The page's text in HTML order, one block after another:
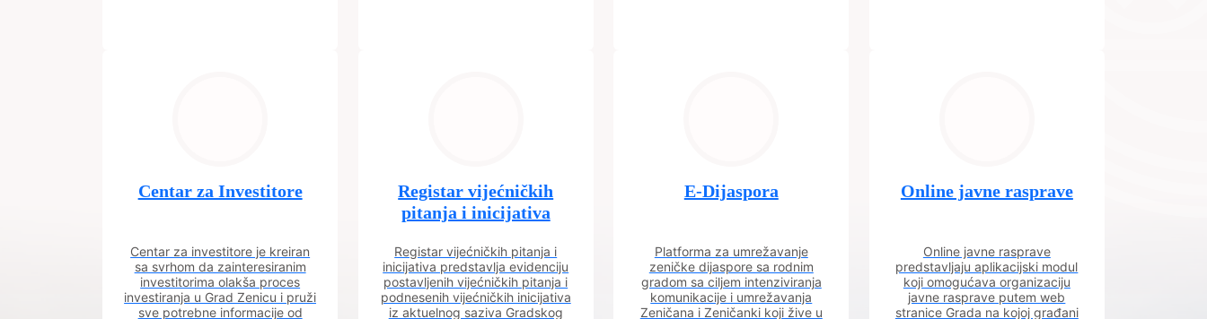
Centar za Investitore
Centar za investitore je kreiran
sa svrhom da zainteresiranim
investitorima olakša proces
investiranja u Grad Zenicu i pruži
sve potrebne informacije od
Registar vijećničkih
pitanja i inicijativa
Registar vijećničkih pitanja i
inicijativa predstavlja evidenciju
postavljenih vijećničkih pitanja i
podnesenih vijećničkih inicijativa
iz aktuelnog saziva Gradskog
E-Dijaspora
Platforma za umrežavanje
zeničke dijaspore sa rodnim
gradom sa ciljem intenziviranja
komunikacije i umrežavanja
Zeničana i Zeničanki koji žive u
Online javne rasprave
Online javne rasprave
predstavljaju aplikacijski modul
koji omogućava organizaciju
javne rasprave putem web
stranice Grada na kojoj građani